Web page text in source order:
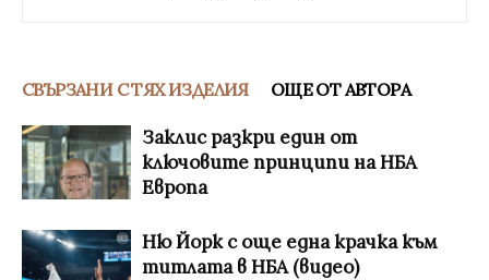
СВЪРЗАНИ С ТЯХ ИЗДЕЛИЯ ОЩЕ ОТ АВТОРА
Заклис разкри един от
ключовите принципи на НБА
Европа
Ню Йорк с още една крачка към
титлата в НБА (видео)